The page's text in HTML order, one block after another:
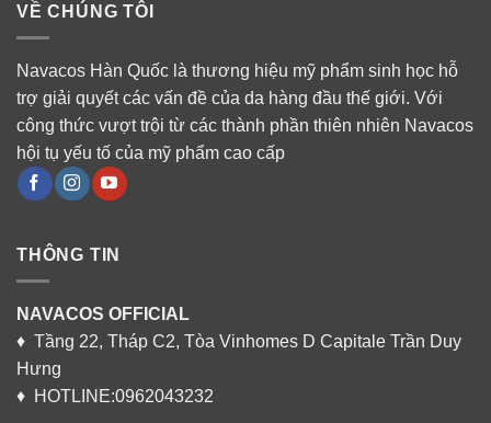
VỀ CHÚNG TÔI
Navacos Hàn Quốc là thương hiệu mỹ phẩm sinh học hỗ
trợ giải quyết các vấn đề của da hàng đầu thế giới. Với
công thức vượt trội từ các thành phần thiên nhiên Navacos
hội tụ yếu tố của mỹ phẩm cao cấp
THÔNG TIN
NAVACOS OFFICIAL
♦ Tầng 22, Tháp C2, Tòa Vinhomes D Capitale Trần Duy
Hưng
♦ HOTLINE:0962043232